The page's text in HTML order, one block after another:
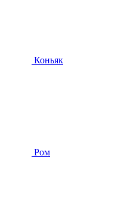
Коньяк
Ром